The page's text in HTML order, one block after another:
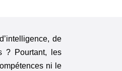
de
? Pourtant, les
ni le